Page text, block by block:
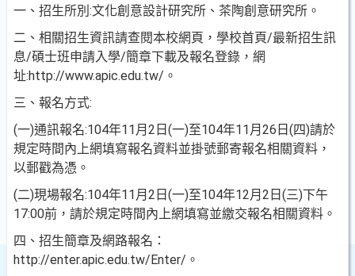
一、招生所別:文化創意設計研究所、茶陶創意研究所。
二、相關招生資訊請查閱本校網頁，學校首頁/最新招生訊
息/碩士班申請入學/簡章下載及報名登錄，網
址:http://www.apic.edu.tw/。
三、報名方式:
(一)通訊報名:104年11月2日(一)至104年11月26日(四)請於
規定時間內上網填寫報名資料並掛號郵寄報名相關資料，
以郵戳為憑。
(二)現場報名:104年11月2日(一)至104年12月2日(三)下午
17:00前，請於規定時間內上網填寫並繳交報名相關資料。
四、招生簡章及網路報名：
http://enter.apic.edu.tw/Enter/。